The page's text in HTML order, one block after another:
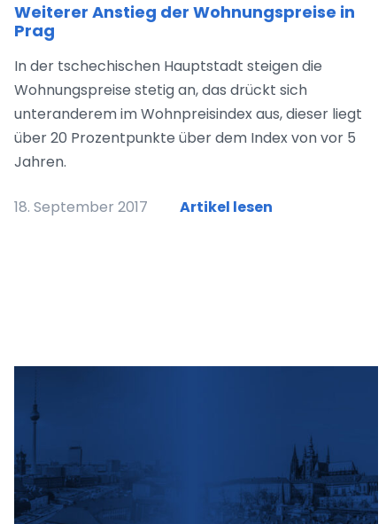
Weiterer Anstieg der Wohnungspreise in
Prag
In der tschechischen Hauptstadt steigen die
Wohnungspreise stetig an, das drückt sich
unteranderem im Wohnpreisindex aus, dieser liegt
über 20 Prozentpunkte über dem Index von vor 5
Jahren.
18. September 2017 Artikel lesen